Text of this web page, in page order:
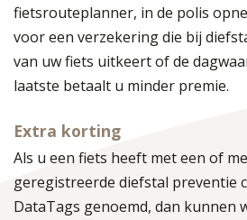
fietsrouteplanner, in de polis
voor een verzekering die bij
van uw fiets uitkeert of de
laatste betaalt u minder premie.
Extra korting
Als u een fiets heeft met een of
geregistreerde diefstal preventie
DataTags genoemd, dan kunnen